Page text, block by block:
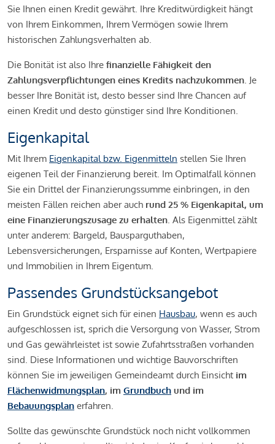
Sie Ihnen einen Kredit gewährt. Ihre Kreditwürdigkeit hängt
von Ihrem Einkommen, Ihrem Vermögen sowie Ihrem
historischen Zahlungsverhalten ab.
Die Bonität ist also Ihre finanzielle Fähigkeit den
Zahlungsverpflichtungen eines Kredits nachzukommen. Je
besser Ihre Bonität ist, desto besser sind Ihre Chancen auf
einen Kredit und desto günstiger sind Ihre Konditionen.
Eigenkapital
Mit Ihrem Eigenkapital bzw. Eigenmitteln stellen Sie Ihren
eigenen Teil der Finanzierung bereit. Im Optimalfall können
Sie ein Drittel der Finanzierungssumme einbringen, in den
meisten Fällen reichen aber auch rund 25 % Eigenkapital, um
eine Finanzierungszusage zu erhalten. Als Eigenmittel zählt
unter anderem: Bargeld, Bausparguthaben,
Lebensversicherungen, Ersparnisse auf Konten, Wertpapiere
und Immobilien in Ihrem Eigentum.
Passendes Grundstücksangebot
Ein Grundstück eignet sich für einen Hausbau, wenn es auch
aufgeschlossen ist, sprich die Versorgung von Wasser, Strom
und Gas gewährleistet ist sowie Zufahrtsstraßen vorhanden
sind. Diese Informationen und wichtige Bauvorschriften
können Sie im jeweiligen Gemeindeamt durch Einsicht im
Flächenwidmungsplan, im Grundbuch und im
Bebauungsplan erfahren.
Sollte das gewünschte Grundstück noch nicht vollkommen